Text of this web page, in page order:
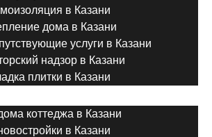
в Казани
дома в Казани
услуги в Казани
надзор в Казани
плитки в Казани
коттеджа в Казани
в Казани